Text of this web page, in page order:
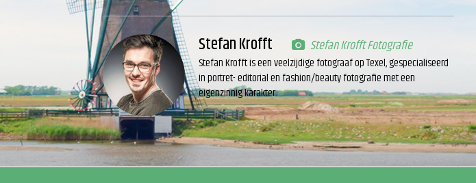
Stefan Krofft Stefan Krofft Fotografie
Stefan Krofft is een veelzijdige fotograaf op Texel, gespecialiseerd
in portret- editorial en fashion/beauty fotografie met een
eigenzinnig karakter.